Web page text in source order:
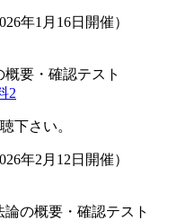
年1月16日開催）
要・確認テスト
2
下さい。
年2月12日開催）
の概要・確認テスト